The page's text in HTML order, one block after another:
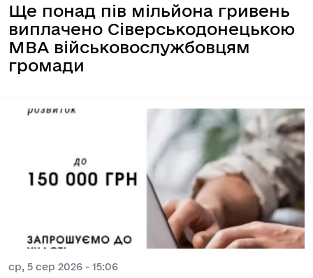
Ще понад пів мільйона гривень
виплачено Сіверськодонецькою
МВА військовослужбовцям
громади
ср, 5 сер 2026 - 15:06